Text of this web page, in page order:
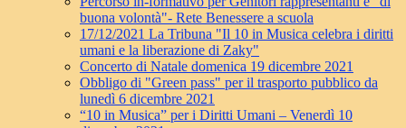
buona volontà"- Rete Benessere a scuola
17/12/2021 La Tribuna "Il 10 in Musica celebra i diritti
umani e la liberazione di Zaky"
Concerto di Natale domenica 19 dicembre 2021
Obbligo di "Green pass" per il trasporto pubblico da
lunedì 6 dicembre 2021
“10 in Musica” per i Diritti Umani – Venerdì 10